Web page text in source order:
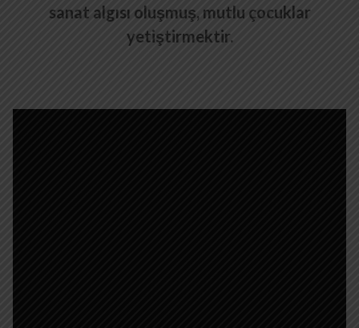
sanat algısı oluşmuş, mutlu çocuklar
yetiştirmektir.